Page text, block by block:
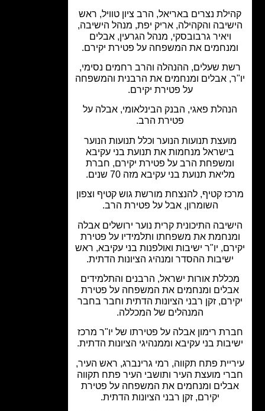
נצרים באריאל, הרב ציון טוויל, ראש
והקהילה, אריק יפת, מנהל הישיבה,
ויאיר גרבובסקי, מנהל הגרעין, אבלים
את המשפחה על פטירת יקירם.
שעלים, ההנהלה והרב רחמים נסימי,
אבלים ומנחמים את הרבנית והמשפחה
על פטירת יקירם.
פאגי, הבנק הבינלאומי, אבלה על
פטירת הרב.
תנועות הנוער וכלל תנועות הנוער
בישראל מנחמות את תנועת בני עקיבא
ומשפחת הרב על פטירת יקירם, חברת
מליאת תנועת בני עקיבא מזה 70 שנים.
קטיף, להנצחת מורשת גוש קטיף וצפון
השומרון, אבל על פטירת הרב.
התיכונית קרית נוער ירושלים אבלה
את משפחתו ותלמידיו על פטירת
יו"ר ישיבות ואולפנות בני עקיבא, ראש
ישיבות ההסדר ומנהיג הציונות הדתית.
אורות ישראל, הרבנים והתלמידים
ומנחמים את המשפחה על פטירת
זקן רבני הציונות הדתית וחבר בחבר
המנהלים של המכללה.
רימון אבלה על פטירתו של יו"ר מרכז
בני עקיבא וממנהיגי הציונות הדתית.
פתח תקווה, רמי גרינברג, ראש העיר,
מועצת העיר ותושבי העיר פתח תקווה
ומנחמים את המשפחה על פטירת
יקירם, זקן רבני הציונות הדתית.